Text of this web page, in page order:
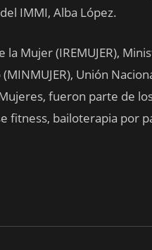
IMMI, Alba López.
la Mujer (IREMUJER),
Unión
fueron parte de
fitness, bailoterapia por